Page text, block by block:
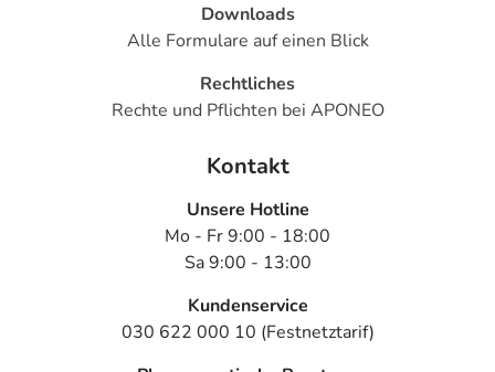
Bemerken Sie eine Befindlichkeitsstörung oder
an Ihren Arzt oder Apotheker.
Nebenwirkungen berücksichtigt, die bei mindestens
Erwachsene 1/2 Tablette
Downloads
Alle Formulare auf einen Blick
Rechtliches
Rechte und Pflichten bei APONEO
Kontakt
Unsere Hotline
Mo - Fr 9:00 - 18:00
Sa 9:00 - 13:00
Kundenservice
030 622 000 10 (Festnetztarif)